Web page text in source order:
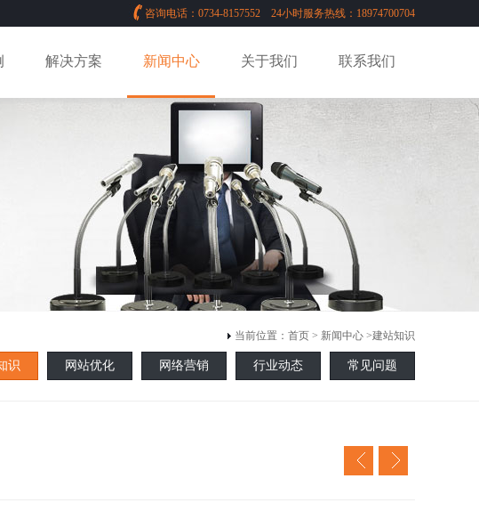
咨询电话：0734-8157552 24小时服务热线：18974700704
解决方案 新闻中心 关于我们 联系我们
当前位置： 首页 > 新闻中心 >建站知识
识 网站优化 网络营销 行业动态 常见问题